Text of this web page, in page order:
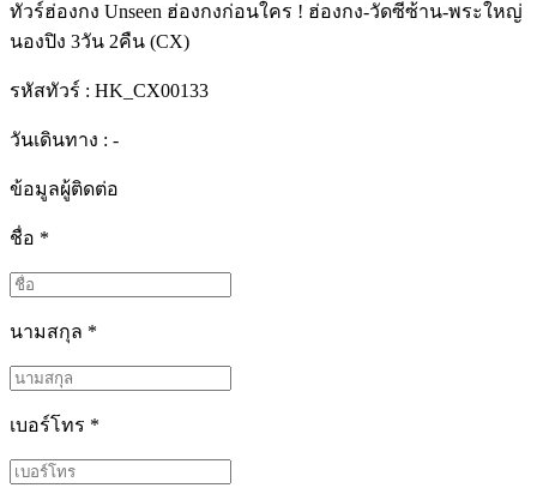
ทัวร์ฮ่องกง Unseen ฮ่องกงก่อนใคร ! ฮ่องกง-วัดซีซ้าน-พระใหญ่
นองปิง 3วัน 2คืน (CX)
รหัสทัวร์ : HK_CX00133
วันเดินทาง : -
ข้อมูลผู้ติดต่อ
ชื่อ *
นามสกุล *
เบอร์โทร *